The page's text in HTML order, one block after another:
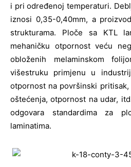
i pri određenoj temperaturi.
iznosi 0,35-0,40mm, a
strukturama. Ploče sa KTL
mehaničku otpornost veću
obloženih melaminskom
višestruku primjenu u
otpornost na površinski
oštećenja, otpornost na udar,
odgovara standardima za
laminatima.